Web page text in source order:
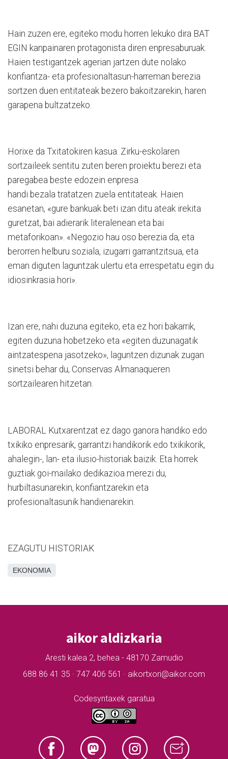
Hain zuzen ere, egiteko modu horren lekuko dira BAT
EGIN kanpainaren protagonista diren enpresaburuak.
Haien testigantzek agerian jartzen dute nolako
konfiantza- eta profesionaltasun-harreman berezia
sortzen duen entitateak bezero bakoitzarekin, haren
garapena bultzatzeko.
Horixe da Txitatokiren kasua. Zirku-eskolaren
sortzaileek sentitu zuten beren proiektu berezi eta
paregabea beste edozein enpresa
handi bezala tratatzen zuela entitateak. Haien
esanetan, «gure bankuak beti izan ditu ateak irekita
guretzat, bai adierarik literalenean eta bai
metaforikoan». «Negozio hau oso berezia da, eta
berorren helburu soziala, izugarri garrantzitsua, eta
eman diguten laguntzak ulertu eta errespetatu egin du
idiosinkrasia hori».
Izan ere, nahi duzuna egiteko, eta ez hori bakarrik,
egiten duzuna hobetzeko eta «egiten duzunagatik
aintzatespena jasotzeko», laguntzen dizunak zugan
sinetsi behar du, Conservas Almanaqueren
sortzailearen hitzetan.
LABORAL Kutxarentzat ez dago ganora handiko edo
txikiko enpresarik, garrantzi handikorik edo txikikorik,
ahalegin-, lan- eta ilusio-historiak baizik. Eta horrek
guztiak goi-mailako dedikazioa merezi du,
hurbiltasunarekin, konfiantzarekin eta
profesionaltasunik handienarekin.
EZAGUTU HISTORIAK
EKONOMIA
aikor aldizkaria
Aresti kalea 2, behea - 48170 Zamudio
688 86 41 35 · 747 406 561 · aikortxori@aikor.com
Codesyntaxek garatua